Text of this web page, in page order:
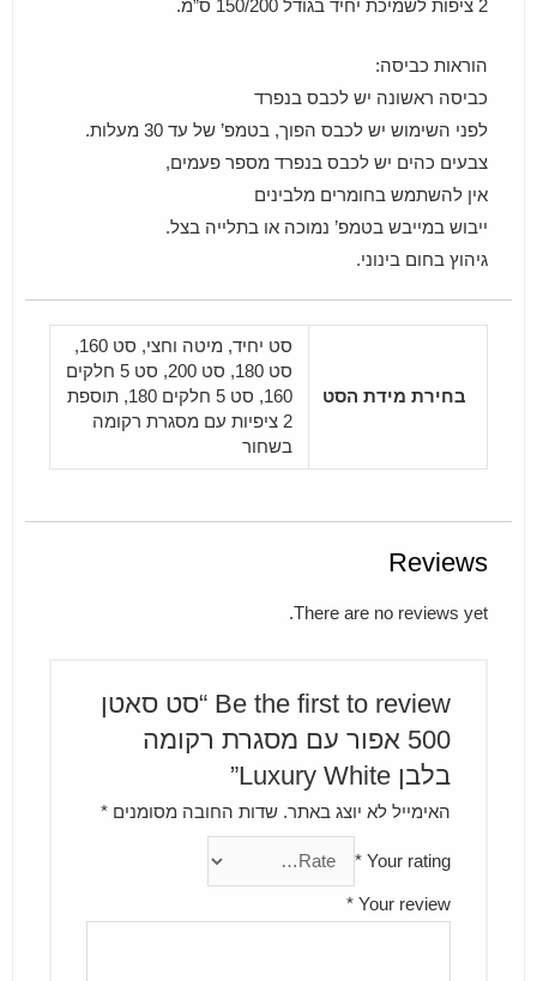
2 ציפות לשמיכת יחיד בגודל 150/200 ס”מ.
הוראות כביסה:
כביסה ראשונה יש לכבס בנפרד
לפני השימוש יש לכבס הפוך, בטמפ’ של עד 30 מעלות.
צבעים כהים יש לכבס בנפרד מספר פעמים,
אין להשתמש בחומרים מלבינים
ייבוש במייבש בטמפ’ נמוכה או בתלייה בצל.
גיהוץ בחום בינוני.
בחירת מידת הסט
סט יחיד, מיטה וחצי, סט 160,
סט 180, סט 200, סט 5 חלקים
160, סט 5 חלקים 180, תוספת
2 ציפיות עם מסגרת רקומה
בשחור
Reviews
There are no reviews yet.
Be the first to review “סט סאטן
500 אפור עם מסגרת רקומה
בלבן Luxury White”
האימייל לא יוצג באתר. שדות החובה מסומנים*
Your rating
*
Your review
*